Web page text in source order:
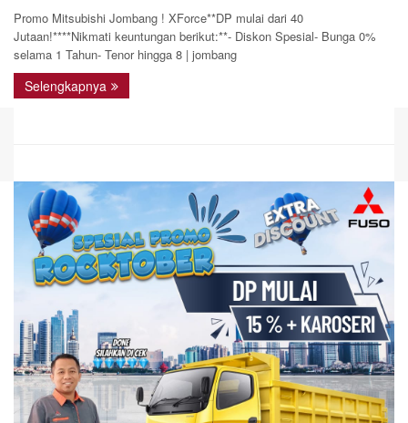
Promo Mitsubishi Jombang ! XForce**DP mulai dari 40
Jutaan!****Nikmati keuntungan berikut:**- Diskon Spesial- Bunga 0%
selama 1 Tahun- Tenor hingga 8 | jombang
Selengkapnya